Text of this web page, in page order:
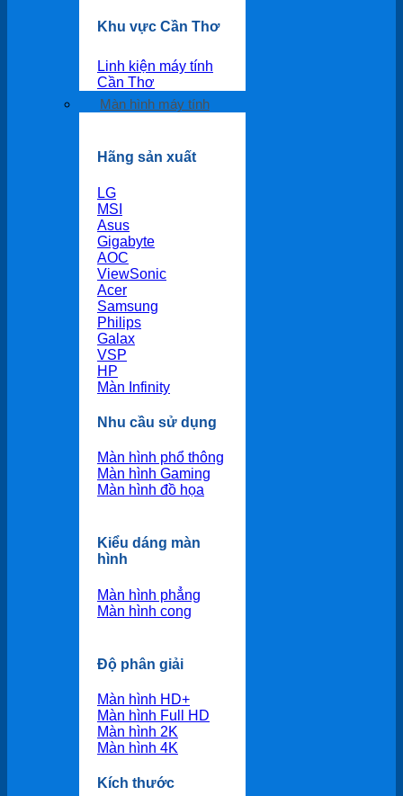
Khu vực Cần Thơ
Linh kiện máy tính
Cần Thơ
Màn hình máy tính
Hãng sản xuất
LG
MSI
Asus
Gigabyte
AOC
ViewSonic
Acer
Samsung
Philips
Galax
VSP
HP
Màn Infinity
Nhu cầu sử dụng
Màn hình phổ thông
Màn hình Gaming
Màn hình đồ họa
Kiểu dáng màn
hình
Màn hình phẳng
Màn hình cong
Độ phân giải
Màn hình HD+
Màn hình Full HD
Màn hình 2K
Màn hình 4K
Kích thước